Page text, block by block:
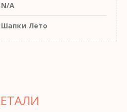
N/A
Шапки Лето